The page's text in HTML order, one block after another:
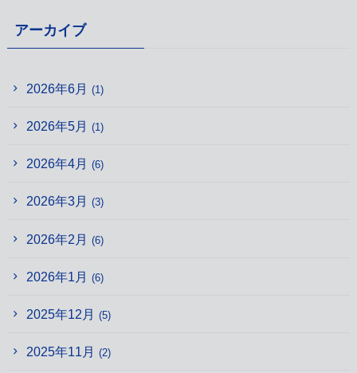
アーカイブ
2026年6月 (1)
2026年5月 (1)
2026年4月 (6)
2026年3月 (3)
2026年2月 (6)
2026年1月 (6)
2025年12月 (5)
2025年11月 (2)